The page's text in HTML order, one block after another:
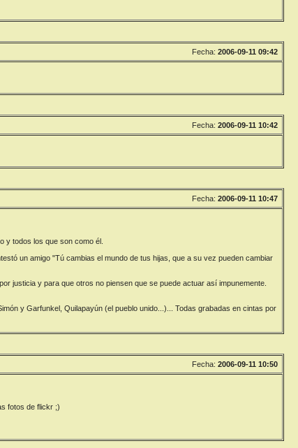
Fecha: 2006-09-11 09:42
Fecha: 2006-09-11 10:42
Fecha: 2006-09-11 10:47
y todos los que son como él.
un amigo "Tú cambias el mundo de tus hijas, que a su vez pueden cambiar
justicia y para que otros no piensen que se puede actuar así impunemente.
y Garfunkel, Quilapayún (el pueblo unido...)... Todas grabadas en cintas por
Fecha: 2006-09-11 10:50
fotos de flickr ;)